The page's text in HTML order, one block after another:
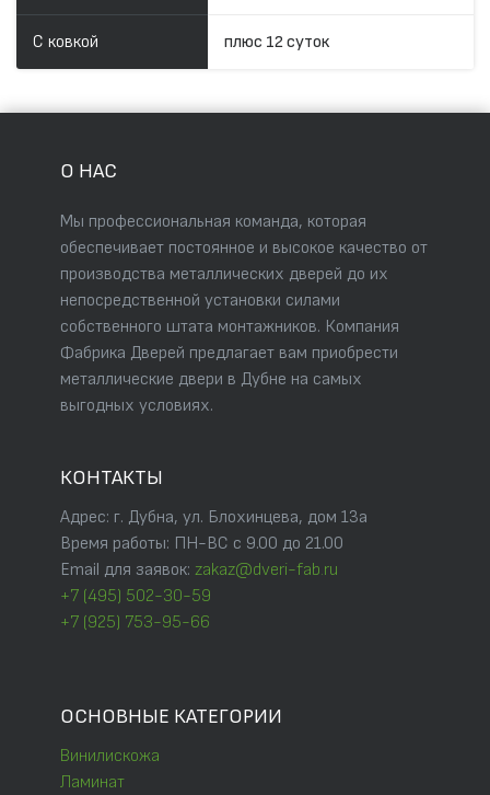
С ковкой плюс 12 суток
О НАС
Мы профессиональная команда, которая
обеспечивает постоянное и высокое качество от
производства металлических дверей до их
непосредственной установки силами
собственного штата монтажников. Компания
Фабрика Дверей предлагает вам приобрести
металлические двери в Дубне на самых
выгодных условиях.
КОНТАКТЫ
Адрес: г. Дубна, ул. Блохинцева, дом 13а
Время работы: ПН-ВС с 9.00 до 21.00
Email для заявок: zakaz@dveri-fab.ru
+7 (495) 502-30-59
+7 (925) 753-95-66
ОСНОВНЫЕ КАТЕГОРИИ
Винилискожа
Ламинат